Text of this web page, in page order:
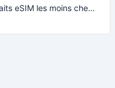
CheapereSIM — Les forfaits eSIM les moins chers pour voyager en 2026